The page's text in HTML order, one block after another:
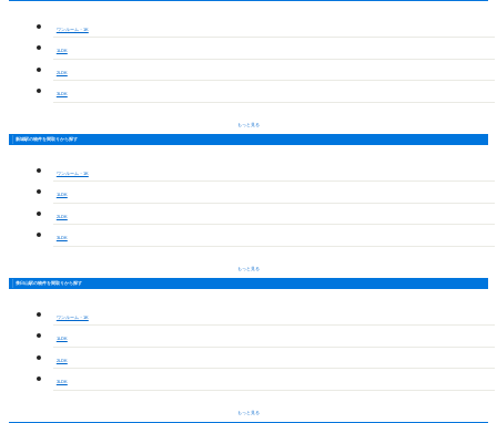
ワンルーム・1K
1LDK
2LDK
3LDK
もっと見る
新城駅の物件を間取りから探す
ワンルーム・1K
1LDK
2LDK
3LDK
もっと見る
茶臼山駅の物件を間取りから探す
ワンルーム・1K
1LDK
2LDK
3LDK
もっと見る